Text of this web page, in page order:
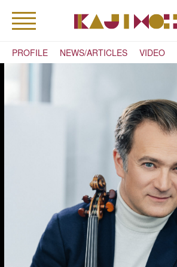
PROFILE NEWS/ARTICLES VIDEO